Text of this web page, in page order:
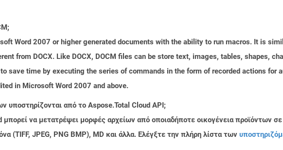
Word 2007 or higher generated documents with the ability to run macros. It is
from DOCX. Like DOCX, DOCM files can be store text, images, tables, shapes,
save time by executing the series of commands in the form of recorded actions for
in Microsoft Word 2007 and above.
υποστηρίζονται από το Aspose.Total Cloud API;
μπορεί να μετατρέψει μορφές αρχείων από οποιαδήποτε οικογένεια προϊόντων
(TIFF, JPEG, PNG BMP), MD και άλλα. Ελέγξτε την πλήρη λίστα των